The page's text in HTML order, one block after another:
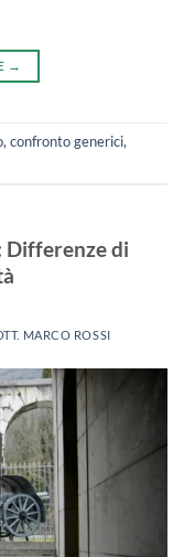
→
, confronto generici,
Differenze di
MARCO ROSSI